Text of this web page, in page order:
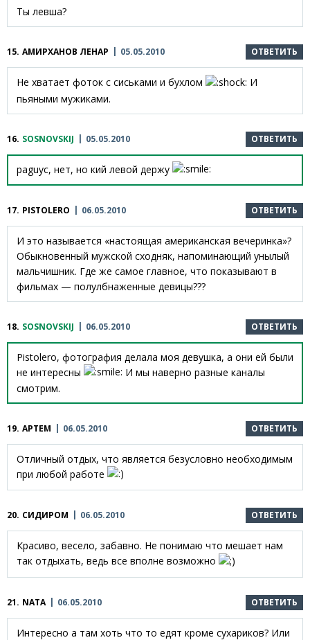
Ты левша?
15. АМИРХАНОВ ЛЕНАР 05.05.2010 ОТВЕТИТЬ
Не хватает фоток с сиськами и бухлом
И
пьяными мужиками.
16. SOSNOVSKIJ 05.05.2010 ОТВЕТИТЬ
paguyc, нет, но кий левой держу
17. PISTOLERO 06.05.2010 ОТВЕТИТЬ
И это называется «настоящая американская вечеринка»?
Обыкновенный мужской сходняк, напоминающий унылый
мальчишник. Где же самое главное, что показывают в
фильмах — полулбнаженные девицы???
18. SOSNOVSKIJ 06.05.2010 ОТВЕТИТЬ
Pistolero, фотография делала моя девушка, а они ей были
не интересны
И мы наверно разные каналы
смотрим.
19. АРТЕМ 06.05.2010 ОТВЕТИТЬ
Отличный отдых, что является безусловно необходимым
при любой работе
20. СИДИРОМ 06.05.2010 ОТВЕТИТЬ
Красиво, весело, забавно. Не понимаю что мешает нам
так отдыхать, ведь все вполне возможно
21. NATA 06.05.2010 ОТВЕТИТЬ
Интересно а там хоть что то едят кроме сухариков? Или